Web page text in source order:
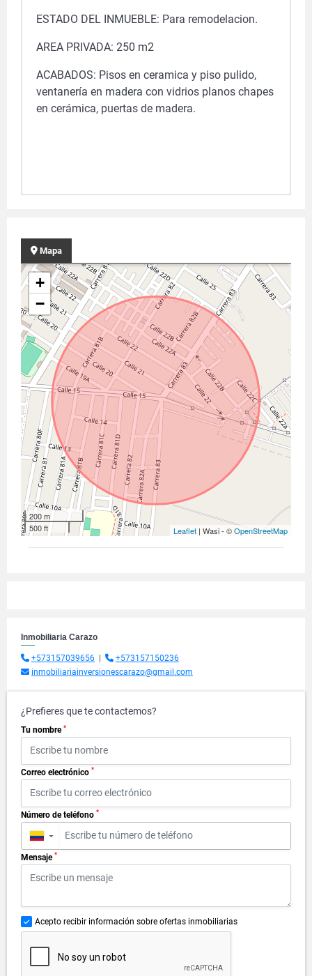
ESTADO DEL INMUEBLE: Para remodelacion.
AREA PRIVADA: 250 m2
ACABADOS: Pisos en ceramica y piso pulido,
ventanería en madera con vidrios planos chapes
en cerámica, puertas de madera.
Mapa
+
−
200 m
500 ft
Leaflet | Wasi - ©OpenStreetMap
Inmobiliaria Carazo
+573157039656
+573157150236
inmobiliariainversionescarazo@gmail.com
¿Prefieres que te contactemos?
Tu nombre *
Correo electrónico *
Número de teléfono *
▼
Mensaje *
Acepto recibir información sobre ofertas inmobiliarias